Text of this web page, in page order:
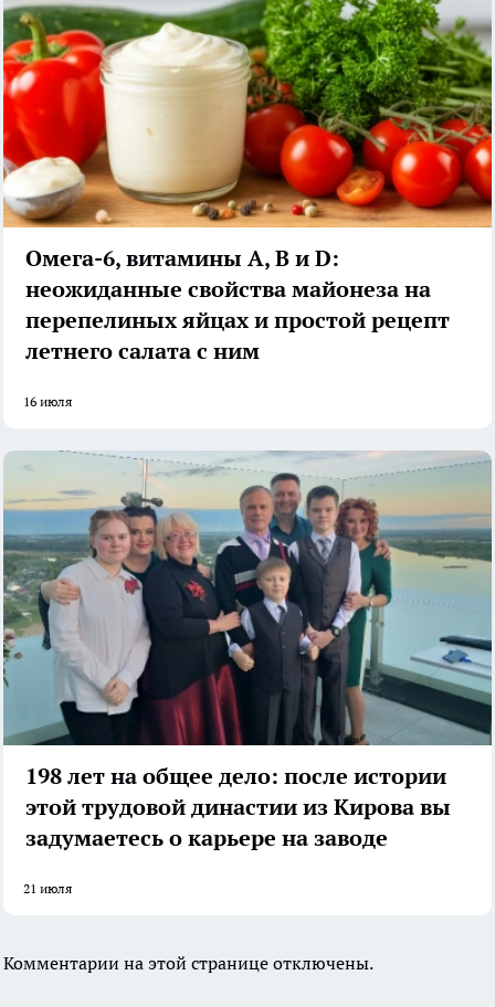
Омега-6, витамины А, В и D:
неожиданные свойства майонеза на
перепелиных яйцах и простой рецепт
летнего салата с ним
16 июля
198 лет на общее дело: после истории
этой трудовой династии из Кирова вы
задумаетесь о карьере на заводе
21 июля
Комментарии на этой странице отключены.